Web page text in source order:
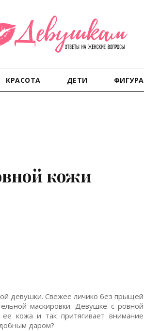
КРАСОТА ДЕТИ ФИГУРА
кожи
девушки. Свежее личико без прыщей
маскировки. Девушке с ровной
кожа и так притягивает внимание
даром?